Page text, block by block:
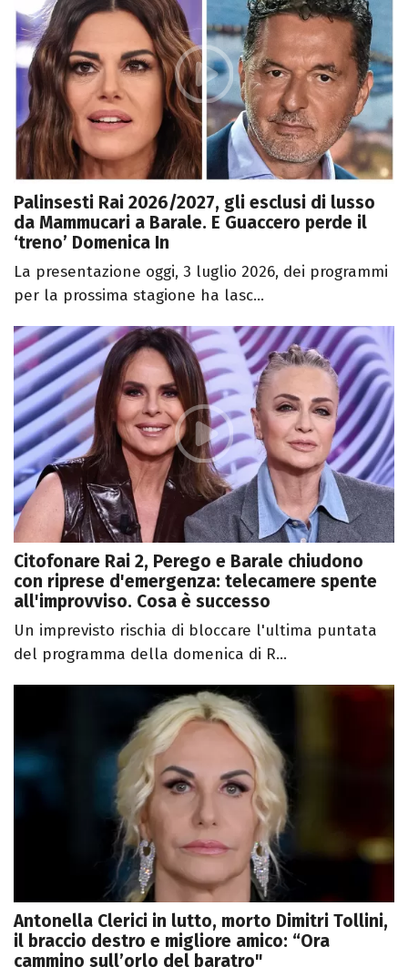
Palinsesti Rai 2026/2027, gli esclusi di lusso
da Mammucari a Barale. E Guaccero perde il
‘treno’ Domenica In
La presentazione oggi, 3 luglio 2026, dei programmi
per la prossima stagione ha lasc...
Citofonare Rai 2, Perego e Barale chiudono
con riprese d'emergenza: telecamere spente
all'improvviso. Cosa è successo
Un imprevisto rischia di bloccare l'ultima puntata
del programma della domenica di R...
Antonella Clerici in lutto, morto Dimitri Tollini,
il braccio destro e migliore amico: “Ora
cammino sull’orlo del baratro"